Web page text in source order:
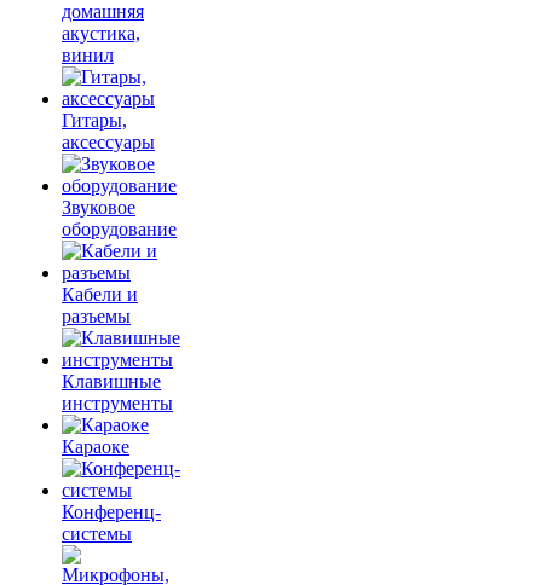
домашняя
акустика,
винил
Гитары,
аксессуары
Звуковое
оборудование
Кабели и
разъемы
Клавишные
инструменты
Караоке
Конференц-
системы